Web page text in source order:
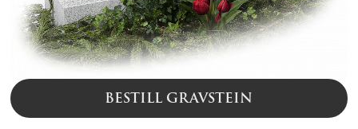
BESTILL GRAVSTEIN